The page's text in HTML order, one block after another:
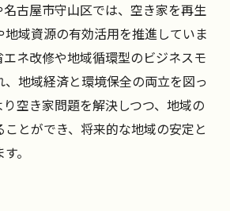
古屋市守山区では、空き家を再生
地域資源の有効活用を推進していま
ネ改修や地域循環型のビジネスモ
地域経済と環境保全の両立を図っ
空き家問題を解決しつつ、地域の
とができ、将来的な地域の安定と
。